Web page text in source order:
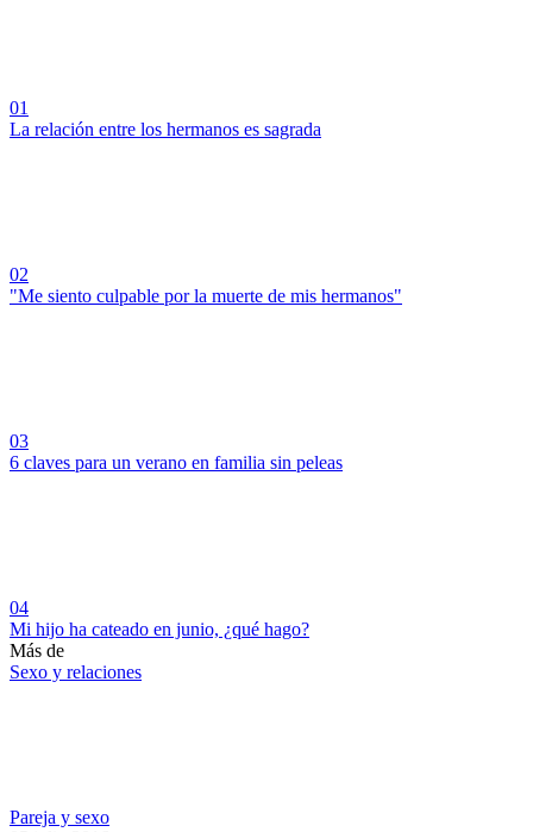
01
La relación entre los hermanos es sagrada
02
"Me siento culpable por la muerte de mis hermanos"
03
6 claves para un verano en familia sin peleas
04
Mi hijo ha cateado en junio, ¿qué hago?
Más de
Sexo y relaciones
Pareja y sexo